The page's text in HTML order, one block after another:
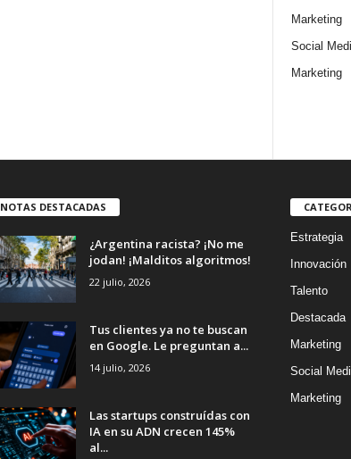
Marketing
Social
Marketing
NOTAS DESTACADAS
¿Argentina racista? ¡No me
jodan! ¡Malditos algoritmos!
22 julio, 2026
Tus clientes ya no te buscan
en Google. Le preguntan a...
14 julio, 2026
Las startups construídas con
IA en su ADN crecen 145%
al...
Estrategia
Innovación
Talento
Destacada
Marketing
Social
Marketing